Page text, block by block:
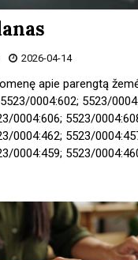
2026-04-14
apie parengtą
0004:602; 5523/
0004:606; 5523/
0004:462; 5523/
0004:459; 5523/